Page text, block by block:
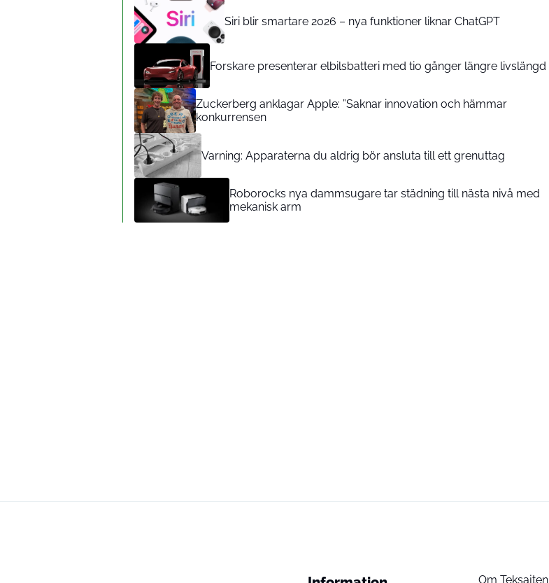
Siri blir smartare 2026 – nya funktioner liknar ChatGPT
Forskare presenterar elbilsbatteri med tio gånger längre livslängd
Zuckerberg anklagar Apple: ”Saknar innovation och hämmar
konkurrensen
Varning: Apparaterna du aldrig bör ansluta till ett grenuttag
Roborocks nya dammsugare tar städning till nästa nivå med
mekanisk arm
Om Teksajten